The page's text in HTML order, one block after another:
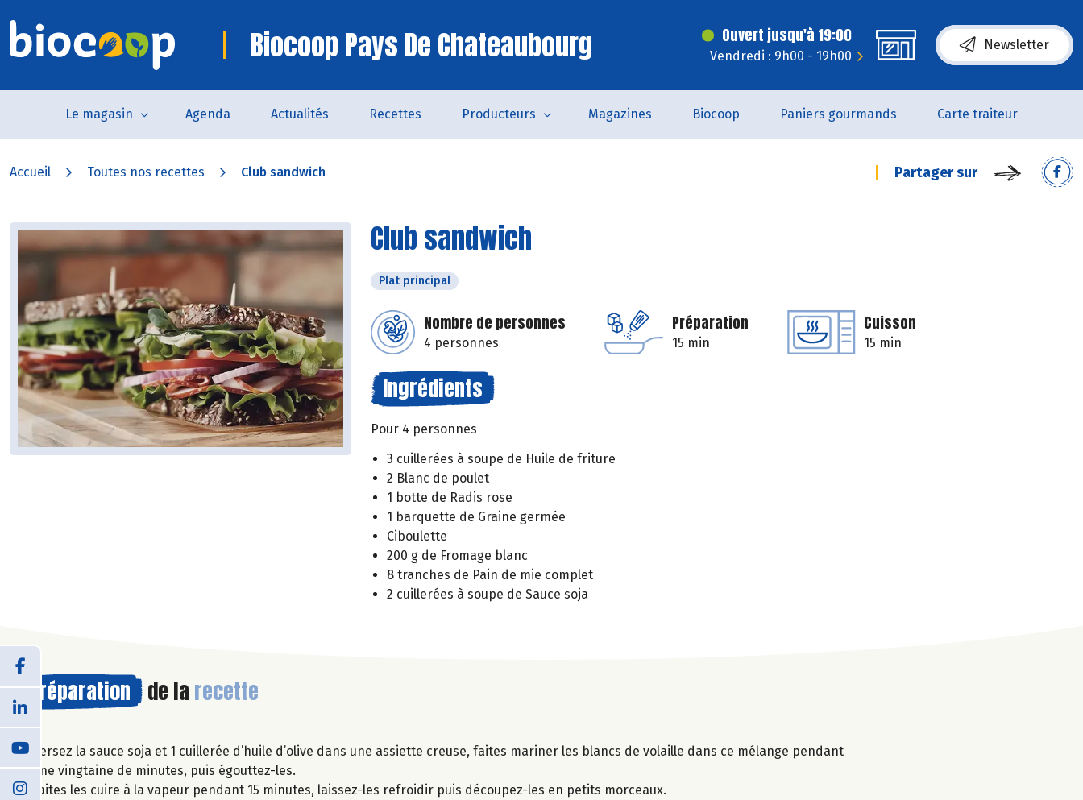
Biocoop Pays De Chateaubourg Ouvert jusqu'à 19:00
Vendredi : 9h00 - 19h00
Newsletter
Le magasin Agenda Actualités Recettes Producteurs Magazines Biocoop Paniers gourmands Carte traiteur
Accueil Toutes nos recettes Club sandwich Partager sur
Club sandwich
Plat principal
Nombre de personnes
4 personnes
Préparation
15 min
Cuisson
15 min
Ingrédients
Pour 4 personnes
3 cuillerées à soupe de Huile de friture
2 Blanc de poulet
1 botte de Radis rose
1 barquette de Graine germée
Ciboulette
200 g de Fromage blanc
8 tranches de Pain de mie complet
2 cuillerées à soupe de Sauce soja
Préparation de la recette
Versez la sauce soja et 1 cuillerée d’huile d’olive dans une assiette creuse, faites mariner les blancs de volaille dans ce mélange pendant
une vingtaine de minutes, puis égouttez-les.
Faites les cuire à la vapeur pendant 15 minutes, laissez-les refroidir puis découpez-les en petits morceaux.